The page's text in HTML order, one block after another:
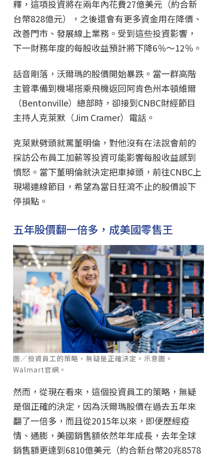
釋，這項投資將在兩年內花費27億美元（約合新
台幣828億元），之後還會有更多資金用在降價、
改善門市、發展線上業務。受到這些投資影響，
下一財務年度的每股收益預計將下降6％～12％。
話音剛落，沃爾瑪的股價開始暴跌。當一群高階
主管準備到機場搭乘飛機返回阿肯色州本頓維爾
（Bentonville）總部時，卻接到CNBC財經節目
主持人克萊默（Jim Cramer）電話。
克萊默劈頭就罵董明倫，對他沒有在法說會前的
採訪公布員工加薪等投資可能影響每股收益感到
憤怒。當下董明倫就決定把車掉頭，前往CNBC上
現場連線節目，希望為當日狂瀉不止的股價設下
停損點。
五年股價翻一倍多，成美國零售王
圖／投資員工的策略，無疑是正確決定。示意圖。
Walmart官網。
然而，從現在看來，這個投資員工的策略，無疑
是個正確的決定，因為沃爾瑪股價在過去五年來
翻了一倍多，而且從2015年以來，即便歷經疫
情、通膨，美國銷售額依然年年成長，去年全球
銷售額更達到6810億美元（約合新台幣20兆8578